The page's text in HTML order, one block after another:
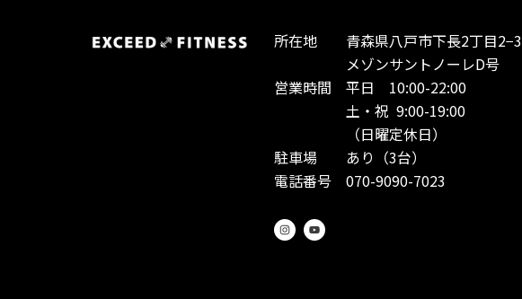
所在地 青森県八戸市下長2丁目2−3
メゾンサントノーレD号
営業時間 平日 10:00-22:00
土・祝 9:00-19:00
（日曜定休日）
駐車場 あり（3台）
電話番号 070-9090-7023
I
n
s
Y
o
u